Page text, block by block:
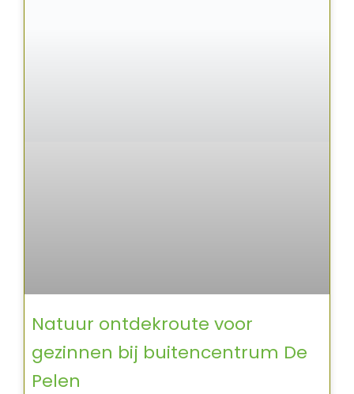
Natuur ontdekroute voor
gezinnen bij buitencentrum De
Pelen